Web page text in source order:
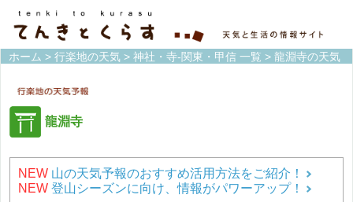
ホーム > 行楽地の天気 > 神社・寺-関東・甲信 一覧 > 龍淵寺の天気
龍淵寺
NEW 山の天気予報のおすすめ活用方法をご紹介！
NEW 登山シーズンに向け、情報がパワーアップ！